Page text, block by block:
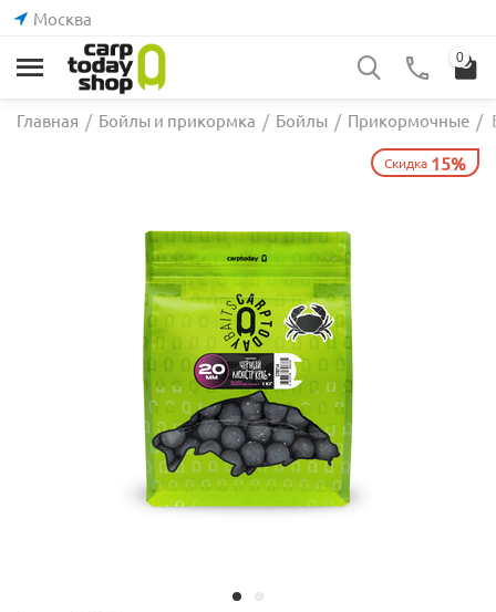
Москва
0
Главная / Бойлы и прикормка / Бойлы / Прикормочные /
Скидка 15%